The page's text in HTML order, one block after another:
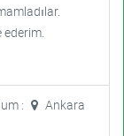
ederim.
:
Ankara